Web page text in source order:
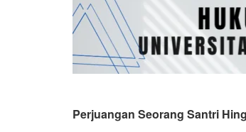
Perjuangan Seorang Santri